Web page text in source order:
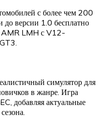
с более чем 200
версии 1.0 бесплатно
LMH с V12-
симулятор для
в жанре. Игра
добавляя актуальные